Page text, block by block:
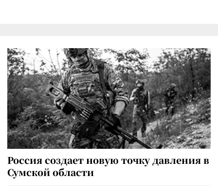
Россия создает новую точку давления в
Сумской области